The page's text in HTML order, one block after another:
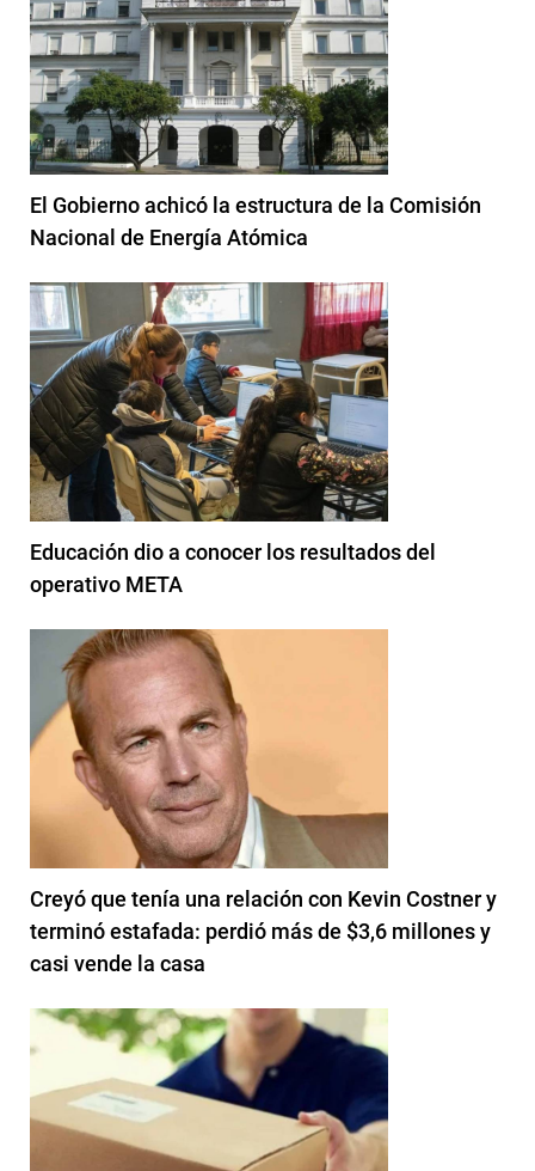
El Gobierno achicó la estructura de la Comisión
Nacional de Energía Atómica
Educación dio a conocer los resultados del
operativo META
Creyó que tenía una relación con Kevin Costner y
terminó estafada: perdió más de $3,6 millones y
casi vende la casa